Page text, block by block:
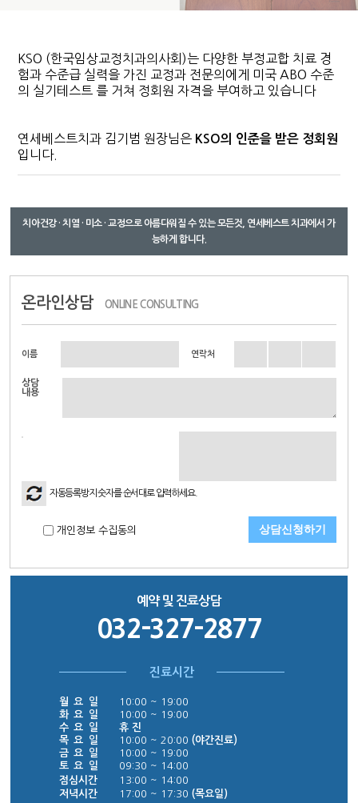
KSO (한국임상교정치과의사회)는 다양한 부정교합 치료 경
험과 수준급 실력을 가진 교정과 전문의에게 미국 ABO 수준
의 실기테스트 를 거쳐 정회원 자격을 부여하고 있습니다
연세베스트치과 김기범 원장님은 KSO의 인준을 받은 정회원
입니다.
치아건강 · 치열 · 미소 · 교정으로 아름다워질 수 있는 모든것, 연세베스트 치과에서 가
능하게 합니다.
온라인상담 ONLINE CONSULTING
이름 연락처
상담
내용
자동등록방지 숫자를 순서대로 입력하세요.
개인정보 수집동의
예약 및 진료상담
032-327-2877
진료시간
월 요 일
10:00 ~ 19:00
화 요 일
10:00 ~ 19:00
수 요 일
휴 진
목 요 일
10:00 ~ 20:00 (야간진료)
금 요 일
10:00 ~ 19:00
토 요 일
09:30 ~ 14:00
점심시간
13:00 ~ 14:00
저녁시간
17:00 ~ 17:30 (목요일)